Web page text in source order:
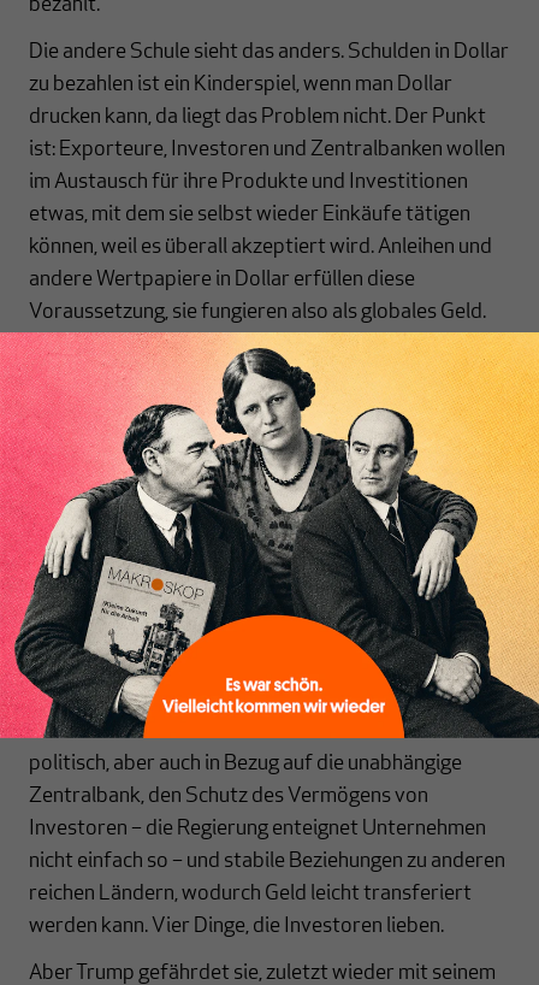
Inhaltsverzeichnis
bezahlt.
Die andere Schule sieht das anders. Schulden in Dollar
zu bezahlen ist ein Kinderspiel, wenn man Dollar
drucken kann, da liegt das Problem nicht. Der Punkt
ist: Exporteure, Investoren und Zentralbanken wollen
im Austausch für ihre Produkte und Investitionen
etwas, mit dem sie selbst wieder Einkäufe tätigen
können, weil es überall akzeptiert wird. Anleihen und
andere Wertpapiere in Dollar erfüllen diese
Voraussetzung, sie fungieren also als globales Geld.
Vergessen Sie die Staatsschulden. Dollar werden
akzeptiert, weil sie auch anderswo akzeptiert werden.
Das scheint ein Zirkelschluss zu sein, aber dahinter
steckt mehr. Denn warum ist beispielsweise der
malaysische Ringgit dann kein globales
Zahlungsmittel? Weil die außergewöhnliche Größe
des amerikanischen Finanzmarktes – um ein
Vielfaches größer als alle europäischen Börsen
zusammen – es leicht macht, Käufer und Verkäufer zu
finden. Diese Liquidität macht Sie als Investor flexibel
und damit sicherer.
Darüber hinaus bieten die USA Investoren Stabilität:
politisch, aber auch in Bezug auf die unabhängige
Zentralbank, den Schutz des Vermögens von
Investoren – die Regierung enteignet Unternehmen
nicht einfach so – und stabile Beziehungen zu anderen
reichen Ländern, wodurch Geld leicht transferiert
werden kann. Vier Dinge, die Investoren lieben.
Aber Trump gefährdet sie, zuletzt wieder mit seinem